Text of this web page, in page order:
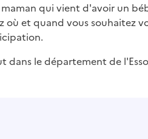
qui vient d'avoir un
où et quand vous souhaitez
dans le département de